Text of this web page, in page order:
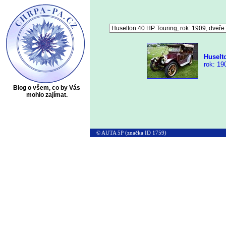
Blog o všem, co by Vás
mohlo zajímat.
rok:
© AUTA 5P (značka ID 1759)